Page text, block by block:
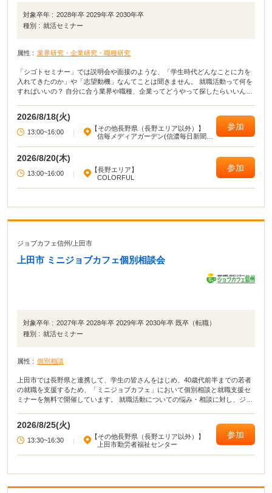
対象卒年 : 2028年卒 2029年卒 2030年卒
種別 : 就活セミナー
属性 : 業界研究・企業研究・職種研究
「シゴトセミナー」では説明会や面接のような、「学生時代どんなことに力を
入れてきたのか」や「志望動機」なんてことは聞きません。 就職活動って何を
すればいいの？ 自分に合う業界や職種、企業ってどうやって探したらいいんだ
になることを企業の方と一緒にざっくばらんに話すことができます。
2026/8/18(火)
13:00~16:00 |
【その他長野県（長野エリア以外）】
信毎メディアガーデン(信濃毎日新聞社
参加
2026/8/20(木)
13:00~16:00 |
【長野エリア】
COLORFUL
参加
ジョブカフェ信州/ 上田市
上田市 ミニジョブカフェ個別相談会
対象卒年 : 2027年卒 2028年卒 2029年卒 2030年卒 既卒（転職）
種別 : 就活セミナー
属性 : 個別相談
上田市では長野県と連携して、学生の皆さんをはじめ、40歳代前半までの若者
の就職を支援するため、「ミニジョブカフェ」において個別相談と就職支援セ
ミナーを無料で開催しています。 就職活動についての悩み・相談に対し、ジョ
2026/8/25(火)
13:30~16:30 |
【その他長野県（長野エリア以外）】
上田市勤労者福祉センター
参加